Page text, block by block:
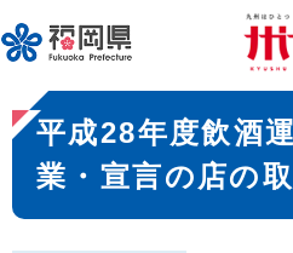
ー
ジ
先
頭
。
メニューを飛ば
本
文
平成28年度飲酒
業・宣言の店の